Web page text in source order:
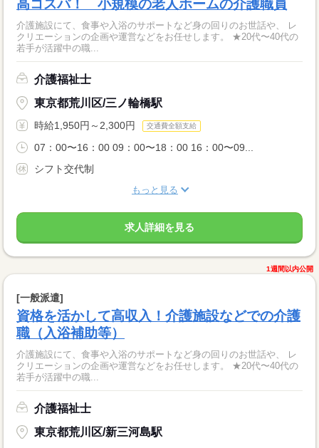
高コスパ！ 小規模の老人ホームの介護職員
介護施設にて、食事や入浴のサポートなど身の回りのお世話や、 レ
クリエーションの企画や運営などをお任せします。 ★20代〜40代の
若手が活躍中の職...
介護福祉士
東京都荒川区/三ノ輪橋駅
時給1,950円～2,300円 交通費全額支給
07：00〜16：00 09：00〜18：00 16：00〜09...
シフト交代制
もっと見る
求人詳細を見る
1週間以内公開
[一般派遣]
資格を活かして高収入！介護施設などでの介護
職（入浴補助等）
介護施設にて、食事や入浴のサポートなど身の回りのお世話や、 レ
クリエーションの企画や運営などをお任せします。 ★20代〜40代の
若手が活躍中の職...
介護福祉士
東京都荒川区/新三河島駅